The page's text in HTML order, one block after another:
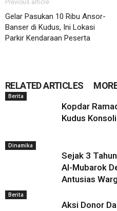
Previous article
Gelar Pasukan 10 Ribu Ansor-
Banser di Kudus, Ini Lokasi
Parkir Kendaraan Peserta
RELATED ARTICLES
Berita
Kopdar
Kudus
Dinamika
Sejak 3
Al-Mubarok
Antusias
Berita
Aksi Donor